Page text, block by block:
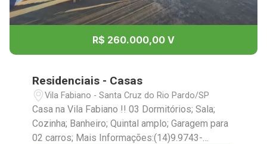
R$ 260.000,00 V
Residenciais - Casas
Vila Fabiano - Santa Cruz do Rio Pardo/SP
Casa na Vila Fabiano !! 03 Dormitórios; Sala;
Cozinha; Banheiro; Quintal amplo; Garagem para
02 carros; Mais Informações:(14)9.9743-